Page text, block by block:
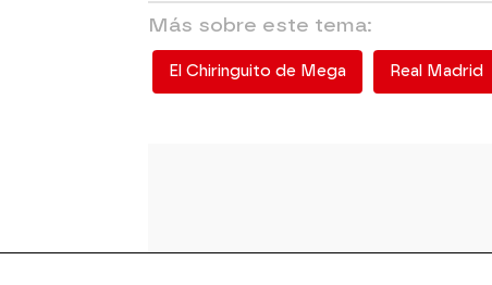
Más sobre este tema:
El Chiringuito de Mega Real Madrid